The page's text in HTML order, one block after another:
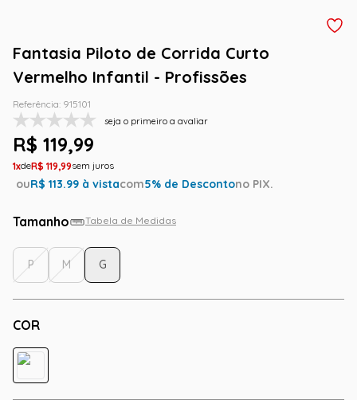
Fantasia Piloto de Corrida Curto
Vermelho Infantil - Profissões
Referência: 915101
seja o primeiro a avaliar
R$ 119,99
1 R$ 119,99
ouR$ 113.99 à vistacom5% de Descontono PIX.
Tamanho Tabela de Medidas
COR
P M G